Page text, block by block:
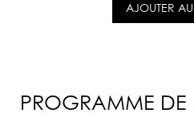
AJOUTER
PROGRAMME DE